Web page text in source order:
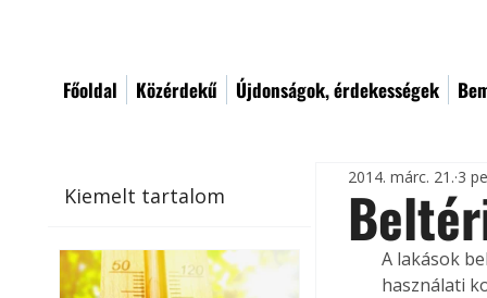
Főoldal Közérdekű Újdonságok, érdekességek
Kiemelt tartalom
2014. márc. 21. 3
A lakások
használati